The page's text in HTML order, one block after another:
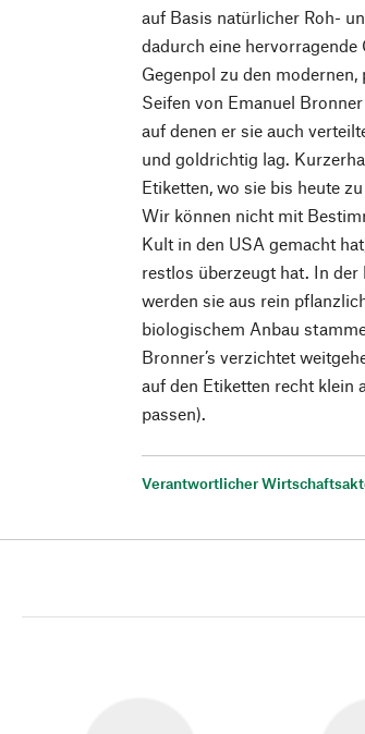
auf Basis natürlicher Roh-
dadurch eine
Gegenpol zu den
Seifen von Emanuel
auf denen er sie auch
und goldrichtig lag.
Etiketten, wo sie bis heute
Wir können nicht mit
Kult in den USA gemacht
restlos überzeugt hat. In
werden sie aus rein
biologischem Anbau
Bronner’s verzichtet
auf den Etiketten recht klein
passen).
Verantwortlicher